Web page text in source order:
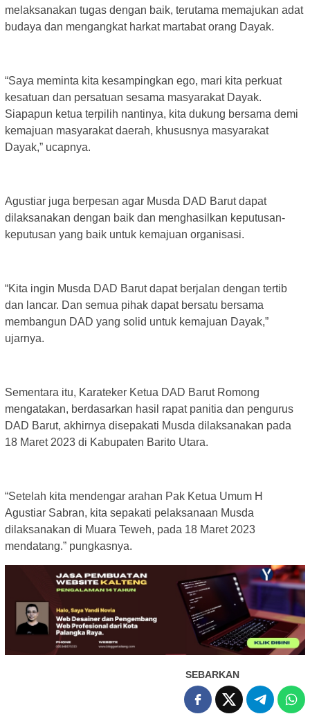
melaksanakan tugas dengan baik, terutama memajukan adat
budaya dan mengangkat harkat martabat orang Dayak.
“Saya meminta kita kesampingkan ego, mari kita perkuat
kesatuan dan persatuan sesama masyarakat Dayak.
Siapapun ketua terpilih nantinya, kita dukung bersama demi
kemajuan masyarakat daerah, khususnya masyarakat
Dayak,” ucapnya.
Agustiar juga berpesan agar Musda DAD Barut dapat
dilaksanakan dengan baik dan menghasilkan keputusan-
keputusan yang baik untuk kemajuan organisasi.
“Kita ingin Musda DAD Barut dapat berjalan dengan tertib
dan lancar. Dan semua pihak dapat bersatu bersama
membangun DAD yang solid untuk kemajuan Dayak,”
ujarnya.
Sementara itu, Karateker Ketua DAD Barut Romong
mengatakan, berdasarkan hasil rapat panitia dan pengurus
DAD Barut, akhirnya disepakati Musda dilaksanakan pada
18 Maret 2023 di Kabupaten Barito Utara.
“Setelah kita mendengar arahan Pak Ketua Umum H
Agustiar Sabran, kita sepakati pelaksanaan Musda
dilaksanakan di Muara Teweh, pada 18 Maret 2023
mendatang.” pungkasnya.
SEBARKAN